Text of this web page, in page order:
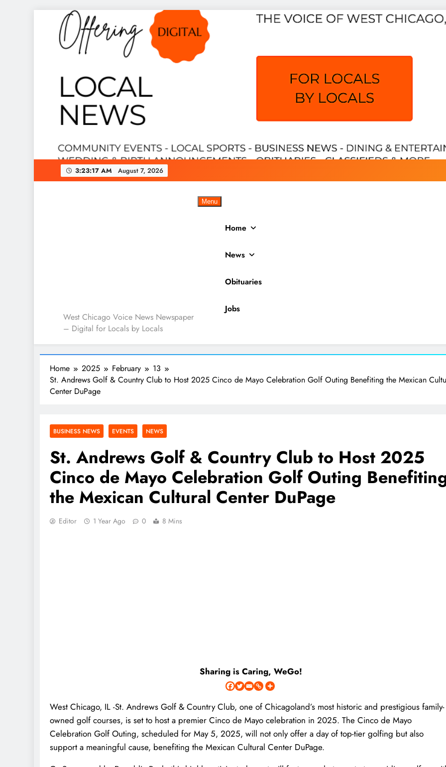
3:23:18 AM August 7, 2026
West Chicago Voice : Local News
West Chicago Voice News Newspaper
– Digital for Locals by Locals
Menu
Home
News
Obituaries
Jobs
Home 2025 February
13
St. Andrews Golf & Country Club to Host 2025 Cinco de Mayo Celebration Golf Outing Benefiting the Mexican
Center DuPage
BUSINESS NEWS EVENTS NEWS
St. Andrews Golf & Country Club to Host 2025
Cinco de Mayo Celebration Golf Outing
the Mexican Cultural Center DuPage
Editor 1 Year Ago 0 8 Mins
Sharing is Caring, WeGo!
West Chicago, IL -St. Andrews Golf & Country Club, one of Chicagoland’s most historic and prestigious family-
owned golf courses, is set to host a premier Cinco de Mayo celebration in 2025. The Cinco de Mayo
Celebration Golf Outing, scheduled for May 5, 2025, will not only offer a day of top-tier golfing but also
support a meaningful cause, benefiting the Mexican Cultural Center DuPage.